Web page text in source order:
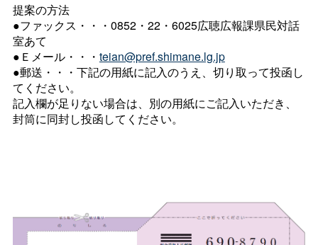
提案の方法
●ファックス・・・0852・22・6025広聴広報課県民対話
室あて
●Ｅメール・・・ teian@pref.shimane.lg.jp
●郵送・・・下記の用紙に記入のうえ、切り取って投函し
てください。
記入欄が足りない場合は、別の用紙にご記入いただき、
封筒に同封し投函してください。